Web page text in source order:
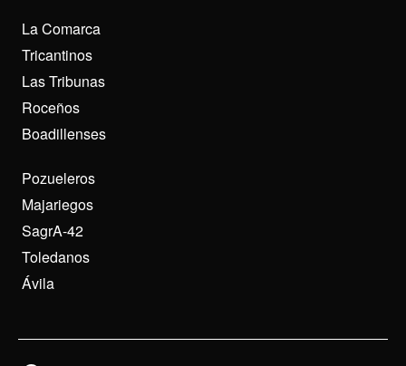
La Comarca
Tricantinos
Las Tribunas
Roceños
Boadillenses
Pozueleros
Majariegos
SagrA-42
Toledanos
Ávila